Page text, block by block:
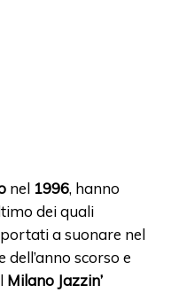
nel 1996, hanno
dei quali
a suonare nel
scorso e
Milano Jazzin’